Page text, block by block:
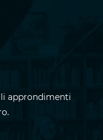
approndimenti